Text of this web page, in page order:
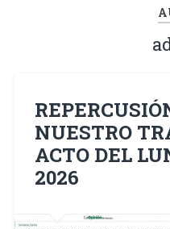
NUESTRO
ACTO DEL
2026